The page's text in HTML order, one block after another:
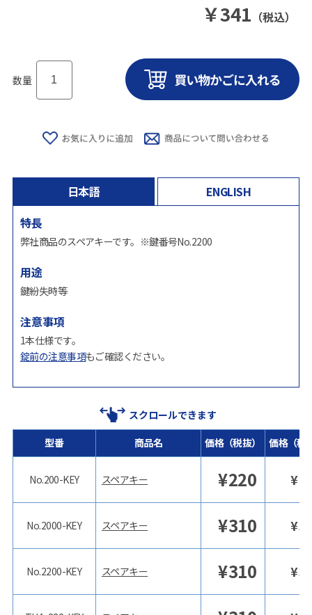
￥341 （税込）
数量
日本語
ENGLISH
特長
弊社商品のスペアキーです。※鍵番号No.2200
用途
鍵紛失時等
注意事項
1本仕様です。
錠前の注意事項もご確認ください。
スクロールできます
型番
No.200-KEY
No.2000-KEY
No.2200-KEY
商品名 価格（税抜） 価格（税
スペアキー ¥220 ¥
スペアキー ¥310 ¥
スペアキー ¥310 ¥